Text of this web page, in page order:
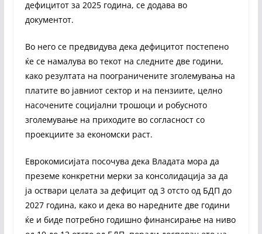
дефицитот за 2025 година, се додава во
документот.
Во него се предвидува дека дефицитот постепено
ќе се намалува во текот на следните две години,
како резултата на поограничените зголемувања на
платите во јавниот сектор и на пензиите, целно
насочените социјални трошоци и робусното
зголемување на приходите во согласност со
проекциите за економски раст.
Еврокомисијата посочува дека Владата мора да
преземе конкретни мерки за консолидација за да
ја оствари целата за дефицит од 3 отсто од БДП до
2027 година, како и дека во наредните две години
ќе и биде потребно годишно финансирање на ниво